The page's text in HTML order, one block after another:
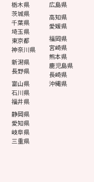
栃木県
茨城県
千葉県
埼玉県
東京都
神奈川県
新潟県
長野県
富山県
石川県
福井県
静岡県
愛知県
岐阜県
三重県
広島県
高知県
愛媛県
福岡県
宮崎県
熊本県
鹿児島県
長崎県
沖縄県